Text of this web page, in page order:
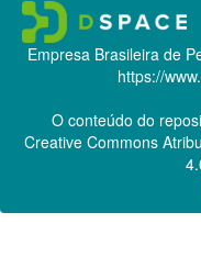
Empresa Brasileira de
https://
O conteúdo do
Creative Commons